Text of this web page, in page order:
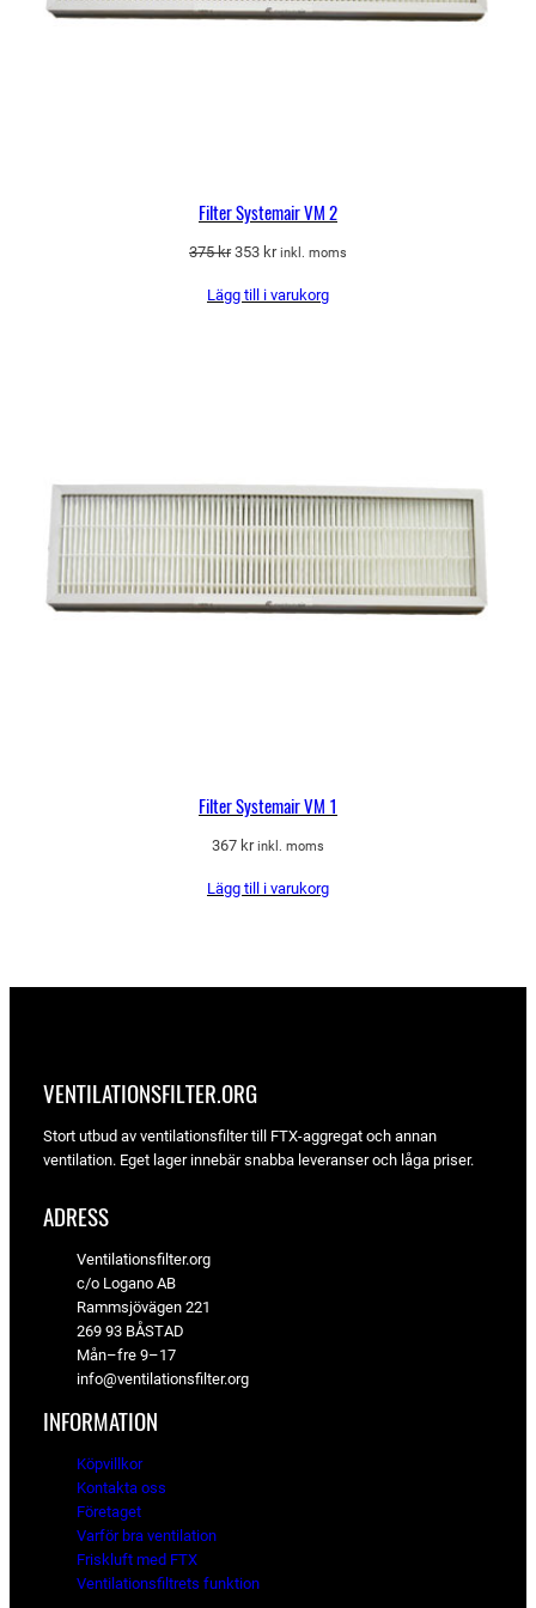
Filter Systemair VM 2
375kr Det
priset
353 krDet
priset
inkl. moms
Lägg till i varukorg
Filter Systemair VM 1
367 kr inkl. moms
Lägg till i varukorg
VENTILATIONSFILTER­.ORG
Stort utbud av ventilationsfilter till FTX-aggregat och annan
ventilation. Eget lager innebär snabba leveranser och låga priser.
ADRESS
Ventilationsfilter.org
c/o Logano AB
Rammsjövägen 221
269 93 BÅSTAD
Mån–fre 9–17
info@ventilationsfilter.org
INFORMATION
Köpvillkor
Kontakta oss
Företaget
Varför bra ventilation
Friskluft med FTX
Ventilationsfiltrets funktion